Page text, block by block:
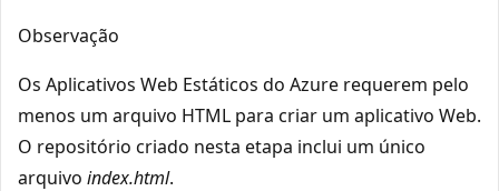
Observação
Os Aplicativos Web Estáticos do Azure requerem pelo
menos um arquivo HTML para criar um aplicativo Web.
O repositório criado nesta etapa inclui um único
arquivo index.html.